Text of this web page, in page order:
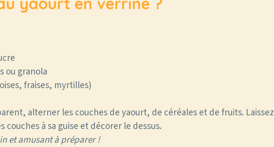
ou granola
fraises, myrtilles)
alterner les couches de yaourt, de céréales et de fruits. Laissez
couches à sa guise et décorer le dessus.
et amusant à préparer !